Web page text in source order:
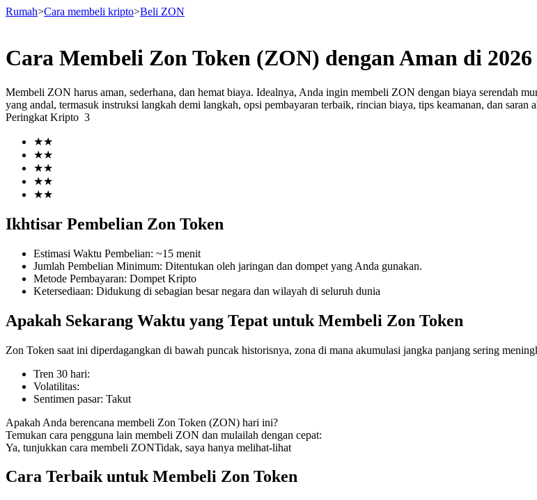
Berjangka
Kontrak berjangka menggunakan USDT sebagai jaminannya
COIN-M Berjangka
Mata Uang Kripto Berjangka
TradFi
Derivatif saham, forex, logam mulia, dan komoditas
Rumah>Cara membeli kripto>Beli ZON
Cara Membeli Zon Token (ZON) dengan Aman di 2026
Membeli ZON harus aman, sederhana, dan hemat biaya. Idealnya, Anda ingin membeli ZON dengan biaya serendah
yang andal, termasuk instruksi langkah demi langkah, opsi pembayaran terbaik, rincian biaya, tips keamanan, dan
Peringkat Kripto 3
★★
★★
★★
★★
★★
Ikhtisar Pembelian Zon Token
Estimasi Waktu Pembelian: ~15 menit
Jumlah Pembelian Minimum: Ditentukan oleh jaringan dan dompet yang Anda gunakan.
Metode Pembayaran: Dompet Kripto
Ketersediaan: Didukung di sebagian besar negara dan wilayah di seluruh dunia
Apakah Sekarang Waktu yang Tepat untuk Membeli Zon Token
Zon Token saat ini diperdagangkan di bawah puncak historisnya, zona di mana akumulasi jangka panjang sering
Tren 30 hari:
Volatilitas:
Sentimen pasar: Takut
Apakah Anda berencana membeli Zon Token (ZON) hari ini?
Temukan cara pengguna lain membeli ZON dan mulailah dengan cepat:
Ya, tunjukkan cara membeli ZONTidak, saya hanya melihat-lihat
Cara Terbaik untuk Membeli Zon Token